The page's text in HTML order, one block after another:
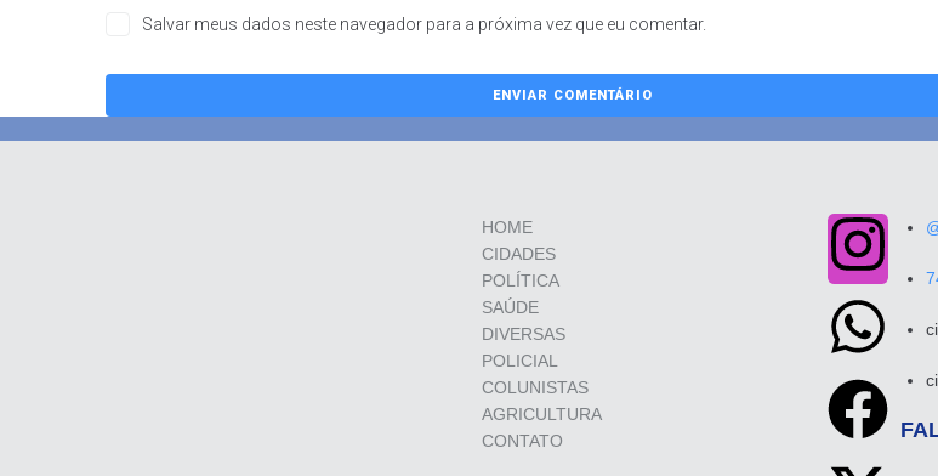
Salvar meus dados neste navegador para a próxima vez que eu comentar.
HOME
CIDADES
POLÍTICA
SAÚDE
DIVERSAS
POLICIAL
COLUNISTAS
AGRICULTURA
CONTATO